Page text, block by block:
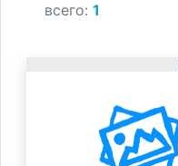
всего: 1